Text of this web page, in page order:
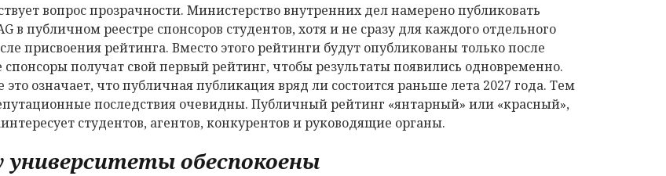
вопрос прозрачности. Министерство внутренних дел намерено публиковать
в публичном реестре спонсоров студентов, хотя и не сразу для каждого отдельного
присвоения рейтинга. Вместо этого рейтинги будут опубликованы только после
спонсоры получат свой первый рейтинг, чтобы результаты появились одновременно.
это означает, что публичная публикация вряд ли состоится раньше лета 2027 года. Тем
последствия очевидны. Публичный рейтинг «янтарный» или «красный»,
студентов, агентов, конкурентов и руководящие органы.
университеты обеспокоены